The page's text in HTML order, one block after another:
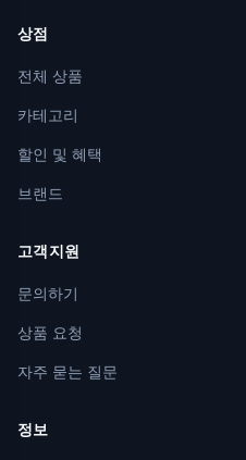
상점
전체 상품
카테고리
할인 및 혜택
브랜드
고객지원
문의하기
상품 요청
자주 묻는 질문
정보